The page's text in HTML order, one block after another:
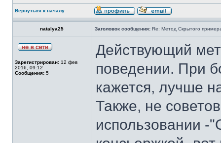
Вернуться к началу
natalya25 Заголовок сообщения: Re: Метод Cкрытого
Зарегистрирован: 12 фев
2016, 09:12
Сообщения: 5
Действующий
поведении. При
кажется, лучше
Также, не
использовании -